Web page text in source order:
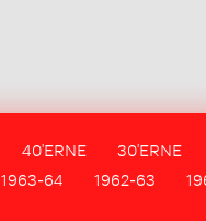
40'ERNE 30'ERNE
1963-64 1962-63